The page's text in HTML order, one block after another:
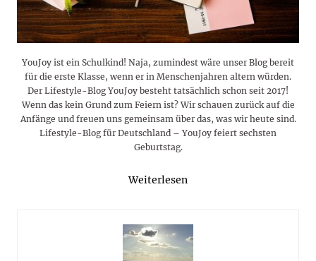
YouJoy ist ein Schulkind! Naja, zumindest wäre unser Blog bereit
für die erste Klasse, wenn er in Menschenjahren altern würden.
Der Lifestyle-Blog YouJoy besteht tatsächlich schon seit 2017!
Wenn das kein Grund zum Feiern ist? Wir schauen zurück auf die
Anfänge und freuen uns gemeinsam über das, was wir heute sind.
Lifestyle-Blog für Deutschland – YouJoy feiert sechsten
Geburtstag.
Weiterlesen